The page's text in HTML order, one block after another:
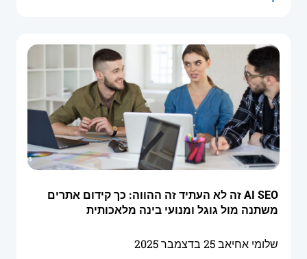
AI SEO זה לא העתיד זה ההווה: כך קידום אתרים
משתנה מול גוגל ומנועי בינה מלאכותית
שלומי אחיאב25 בדצמבר 2025